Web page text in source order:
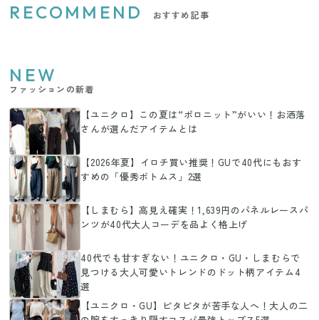
RECOMMEND おすすめ記事
NEW
ファッションの新着
【ユニクロ】この夏は“ポロニット”がいい！お洒落
さんが選んだアイテムとは
【2026年夏】イロチ買い推奨！GUで40代にもおす
すめの「優秀ボトムス」2選
【しまむら】高見え確実！1,639円のパネルレースパ
ンツが40代大人コーデを品よく格上げ
40代でも甘すぎない！ユニクロ・GU・しまむらで
見つける大人可愛いトレンドのドット柄アイテム4
選
【ユニクロ・GU】ピタピタが苦手な人へ！大人の二